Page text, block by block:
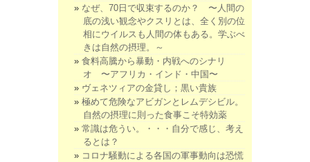
なぜ、70日で収束するのか？ 〜人間の
底の浅い観念やクスリとは、全く別の位
相にウイルスも人間の体もある。学ぶべ
きは自然の摂理。～
食料高騰から暴動・内戦へのシナリ
オ 〜アフリカ・インド・中国〜
ヴェネツィアの金貸し；黒い貴族
極めて危険なアビガンとレムデシビル。
自然の摂理に則った食事こそ特効薬
常識は危うい。・・・自分で感じ、考え
るとは？
コロナ騒動による各国の軍事動向は恐慌